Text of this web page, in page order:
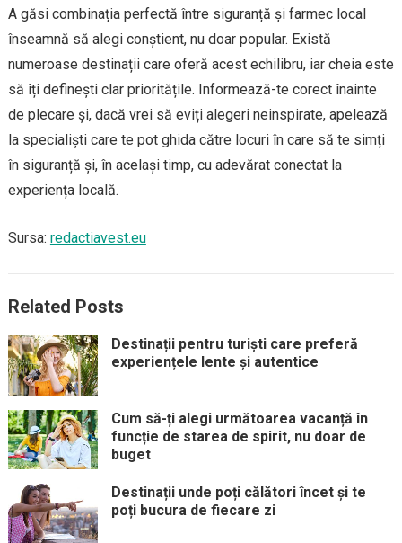
A găsi combinația perfectă între siguranță și farmec local
înseamnă să alegi conștient, nu doar popular. Există
numeroase destinații care oferă acest echilibru, iar cheia este
să îți definești clar prioritățile. Informează-te corect înainte
de plecare și, dacă vrei să eviți alegeri neinspirate, apelează
la specialiști care te pot ghida către locuri în care să te simți
în siguranță și, în același timp, cu adevărat conectat la
experiența locală.
Sursa: redactiavest.eu
Related Posts
Destinații pentru turiști care preferă
experiențele lente și autentice
Cum să-ți alegi următoarea vacanță în
funcție de starea de spirit, nu doar de
buget
Destinații unde poți călători încet și te
poți bucura de fiecare zi